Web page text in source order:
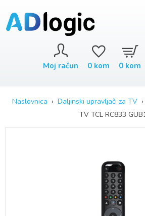
Moj račun 0 kom 0 kom
Naslovnica › Daljinski upravljači za TV
TV TCL RC833